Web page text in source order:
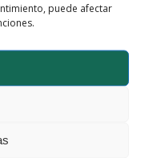
puede afectar
agua: busca grifos
caudal. Son una
desperdiciar
lo antes
los dientes o te